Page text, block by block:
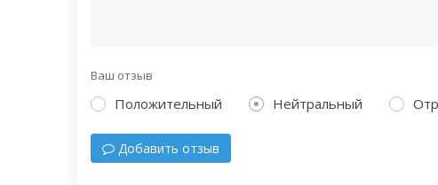
Ваш отзыв
Положительный Нейтральный
Добавить отзыв